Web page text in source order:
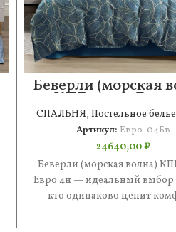
Беверли (морская
КПБ сатин Евро
СПАЛЬНЯ, Постельное белье
Артикул: Евро-04Бв
24640,00₽
Беверли (морская волна)
Евро 4н — идеальный выбор
кто одинаково ценит